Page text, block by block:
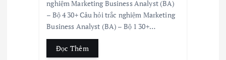
nghiệm Marketing Business Analyst (BA)
– Bộ 4 30+ Câu hỏi trắc nghiệm Marketing
Business Analyst (BA) – Bộ 1 30+…
Đọc Thêm